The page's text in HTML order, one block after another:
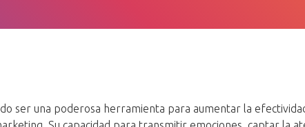
ser una poderosa herramienta para aumentar la